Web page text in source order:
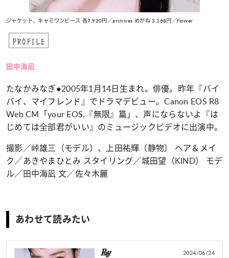
ジャケット、キャミワンピース 各7,920円／archives めがね 3,168円／flower
PROFILE
田中海凪
たなかみなぎ●2005年1月14日生まれ。俳優。昨年『バイ
バイ、マイフレンド』でドラマデビュー。Canon EOS R8
Web CM「your EOS.『無限』篇」、声にならないよ『は
じめては全部君がいい』のミュージックビデオに出演中。
撮影／峠雄三（モデル）、上田祐輝（静物） ヘア＆メイ
ク／あきやまひとみ スタイリング／城田望（KIND） モデ
ル／田中海凪 文／佐々木麗
あわせて読みたい
2024/06/24